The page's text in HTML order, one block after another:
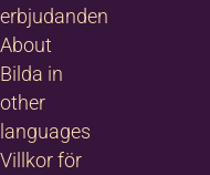
erbjudanden
About
Bilda in
other
languages
Villkor för